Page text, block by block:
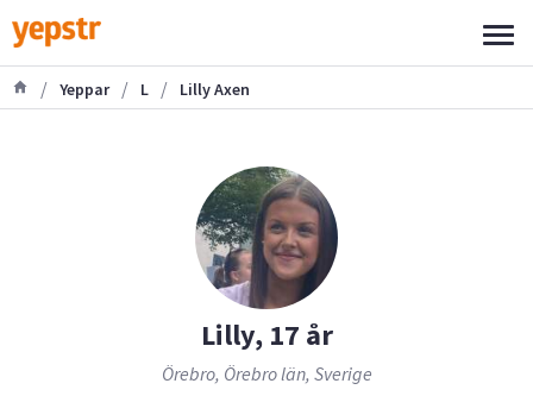
/ Yeppar / L / Lilly Axen
Lilly, 17 år
Örebro, Örebro län, Sverige